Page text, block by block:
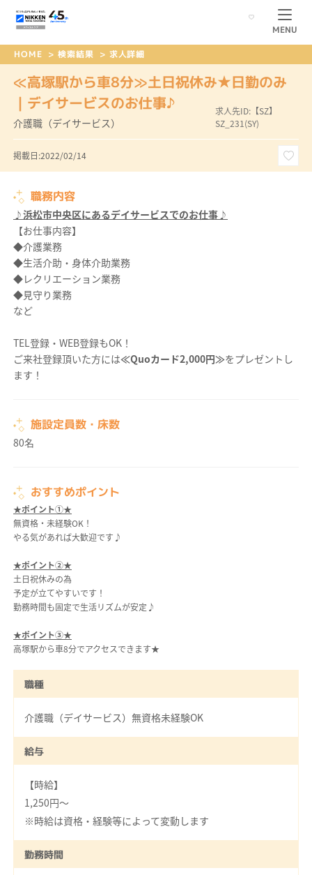
MENU
HOME > 検索結果 > 求人詳細
≪高塚駅から車8分≫土日祝休み★日勤のみ
｜デイサービスのお仕事♪
介護職（デイサービス）
求人先ID:【SZ】
SZ_231(SY)
掲載日:2022/02/14
職務内容
♪浜松市中央区にあるデイサービスでのお仕事♪
【お仕事内容】
◆介護業務
◆生活介助・身体介助業務
◆レクリエーション業務
◆見守り業務
など
TEL登録・WEB登録もOK！
ご来社登録頂いた方には≪Quoカード2,000円≫をプレゼントし
ます！
施設定員数・床数
80名
おすすめポイント
★ポイント①★
無資格・未経験OK！
やる気があれば大歓迎です♪
★ポイント②★
土日祝休みの為
予定が立てやすいです！
勤務時間も固定で生活リズムが安定♪
★ポイント③★
高塚駅から車8分でアクセスできます★
職種
介護職（デイサービス）無資格未経験OK
給与
【時給】
1,250円～
※時給は資格・経験等によって変動します
勤務時間